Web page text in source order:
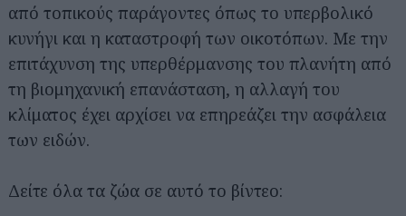
από τοπικούς παράγοντες όπως το υπερβολικό
κυνήγι και η καταστροφή των οικοτόπων. Με την
επιτάχυνση της υπερθέρμανσης του πλανήτη από
τη βιομηχανική επανάσταση, η αλλαγή του
κλίματος έχει αρχίσει να επηρεάζει την ασφάλεια
των ειδών.
Δείτε όλα τα ζώα σε αυτό το βίντεο: